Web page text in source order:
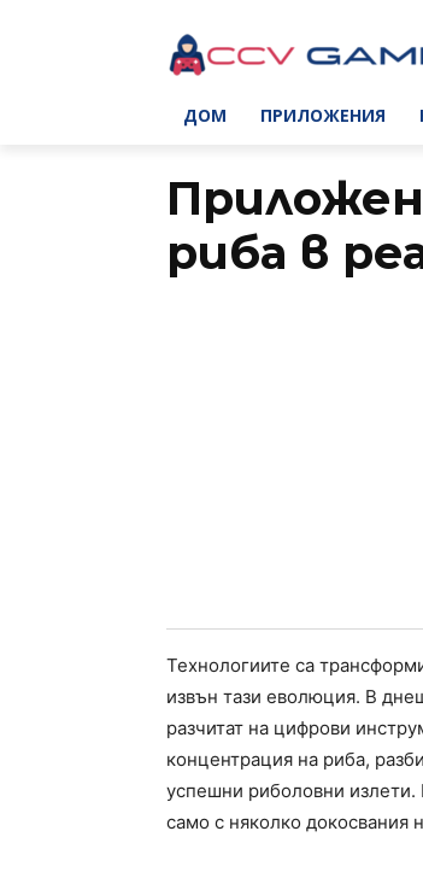
ДОМ ПРИЛОЖЕНИЯ
риба в
Технологиите са
извън тази еволюция. В
разчитат на цифрови
концентрация на риба,
успешни риболовни
само с няколко докосвания